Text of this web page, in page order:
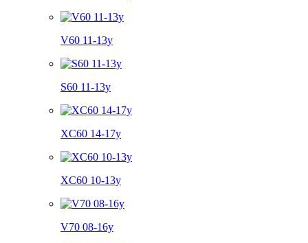
V60 11-13y
S60 11-13y
XC60 14-17y
XC60 10-13y
V70 08-16y